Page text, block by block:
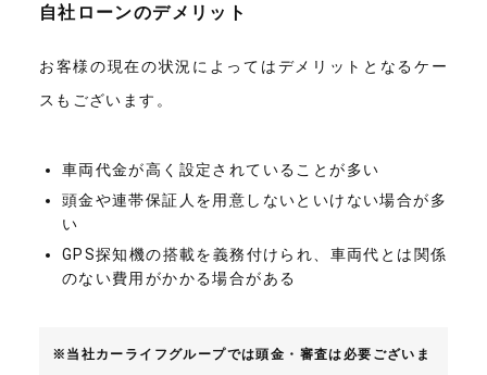
自社ローンのデメリット
お客様の現在の状況によってはデメリットとなるケー
スもございます。
車両代金が高く設定されていることが多い
頭金や連帯保証人を用意しないといけない場合が多
い
GPS探知機の搭載を義務付けられ、車両代とは関係
のない費用がかかる場合がある
※当社カーライフグループでは頭金・審査は必要ございま